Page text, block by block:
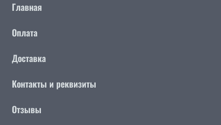
Главная
Оплата
Доставка
Контакты и реквизиты
Отзывы